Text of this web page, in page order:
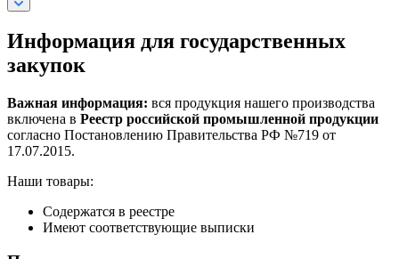
Информация для государственных
закупок
Важная информация: вся продукция нашего производства
включена в Реестр российской промышленной продукции
согласно Постановлению Правительства РФ №719 от
17.07.2015.
Наши товары:
Содержатся в реестре
Имеют соответствующие выписки